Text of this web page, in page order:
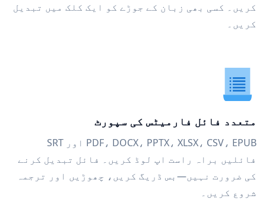
کریں۔ کسی بھی زبان کے جوڑے کو ایک کلک میں تبدیل
کریں۔
متعدد فائل فارمیٹس کی سپورٹ
PDF، DOCX، PPTX، XLSX، CSV، EPUB اور SRT
فائلیں براہ راست اپ لوڈ کریں۔ فائل تبدیل کرنے
کی ضرورت نہیں—بس ڈریگ کریں، چھوڑیں اور ترجمہ
شروع کریں۔